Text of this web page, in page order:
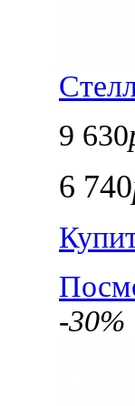
9 630
6 740
-30%